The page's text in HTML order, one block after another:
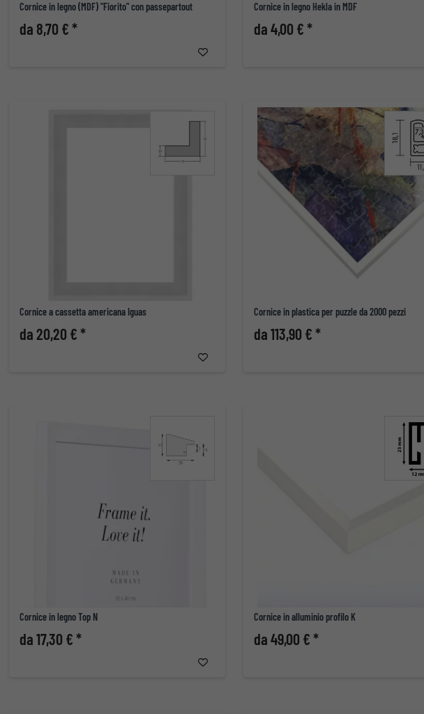
Cornice in legno (MDF) "Fiorito" con passepartout
da 8,70 € *
Cornice in legno Hekla in MDF
da 4,00 € *
Cornice a cassetta americana Iguas
da 20,20 € *
Cornice in plastica per puzzle da 2000 pezzi
da 113,90 € *
Cornice in legno Top N
da 17,30 € *
Cornice in alluminio profilo K
da 49,00 € *